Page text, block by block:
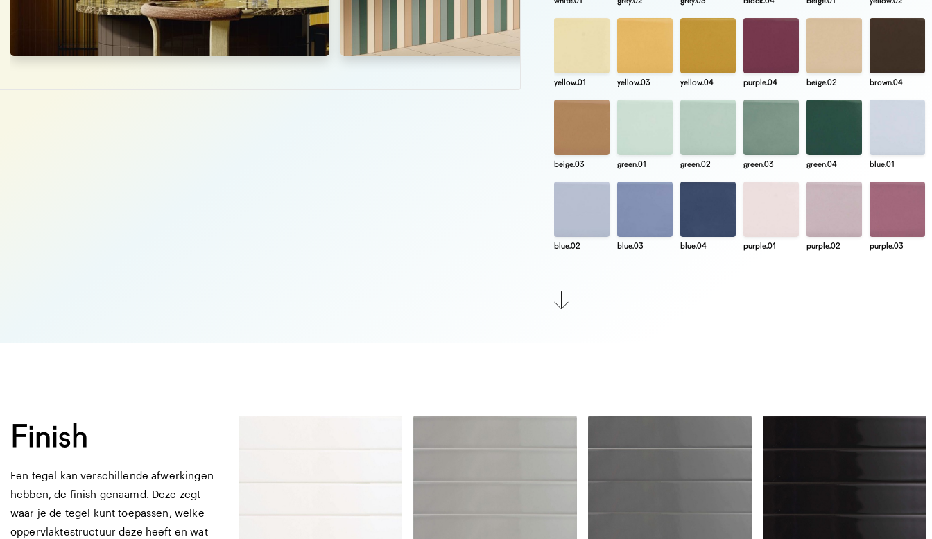
yellow.01 yellow.03 yellow.04 purple.04 beige.02 brown.04
beige.03 green.01 green.02 green.03 green.04 blue.01
blue.02 blue.03 blue.04 purple.01 purple.02 purple.03
Finish
Een tegel kan verschillende afwerkingen
hebben, de finish genaamd. Deze zegt
waar je de tegel kunt toepassen, welke
oppervlaktestructuur deze heeft en wat